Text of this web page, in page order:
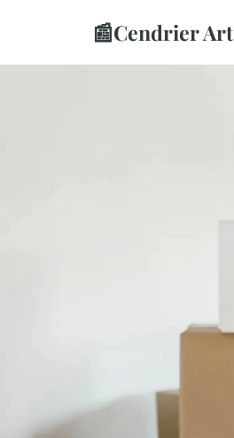
📰Cendrier Art